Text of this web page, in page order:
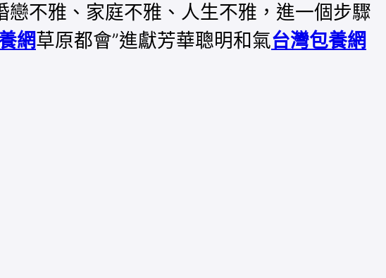
不雅、家庭不雅、人生不雅，進一個步驟
網草原都會”進獻芳華聰明和氣台灣包養網